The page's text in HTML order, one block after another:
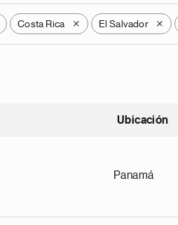
Costa Rica X El Salvador X
ascendente
Ubicación
Panamá